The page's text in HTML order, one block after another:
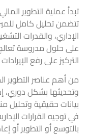
تبدأ عملية التطوير
تتضمن تحليل كامل
الإداري، والقدرات
على حلول مدروسة
التركيز على رفع
من أهم عناصر التطوير
وتحديثها بشكل دوري،
بيانات حقيقية
في توجيه القرارات
بالتوسع أو التطوير أو